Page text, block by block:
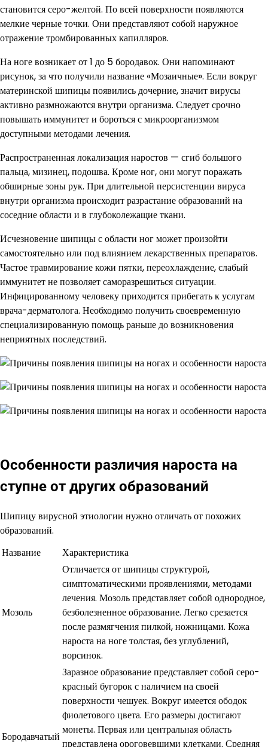
становится серо-желтой. По всей поверхности появляются
мелкие черные точки. Они представляют собой наружное
отражение тромбированных капилляров.
На ноге возникает от 1 до 5 бородавок. Они напоминают
рисунок, за что получили название «Мозаичные». Если вокруг
материнской шипицы появились дочерние, значит вирусы
активно размножаются внутри организма. Следует срочно
повышать иммунитет и бороться с микроорганизмом
доступными методами лечения.
Распространенная локализация наростов — сгиб большого
пальца, мизинец, подошва. Кроме ног, они могут поражать
обширные зоны рук. При длительной персистенции вируса
внутри организма происходит разрастание образований на
соседние области и в глубоколежащие ткани.
Исчезновение шипицы с области ног может произойти
самостоятельно или под влиянием лекарственных препаратов.
Частое травмирование кожи пятки, переохлаждение, слабый
иммунитет не позволяет саморазрешиться ситуации.
Инфицированному человеку приходится прибегать к услугам
врача-дерматолога. Необходимо получить своевременную
специализированную помощь раньше до возникновения
неприятных последствий.
Особенности различия нароста на
ступне от других образований
Шипицу вирусной этиологии нужно отличать от похожих
образований.
Название
Характеристика
Мозоль
Отличается от шипицы структурой,
симптоматическими проявлениями, методами
лечения. Мозоль представляет собой однородное,
безболезненное образование. Легко срезается
после размягчения пилкой, ножницами. Кожа
нароста на ноге толстая, без углублений,
ворсинок.
Бородавчатый
Заразное образование представляет собой серо-
красный бугорок с наличием на своей
поверхности чешуек. Вокруг имеется ободок
фиолетового цвета. Его размеры достигают
монеты. Первая или центральная область
представлена ороговевшими клетками. Средняя